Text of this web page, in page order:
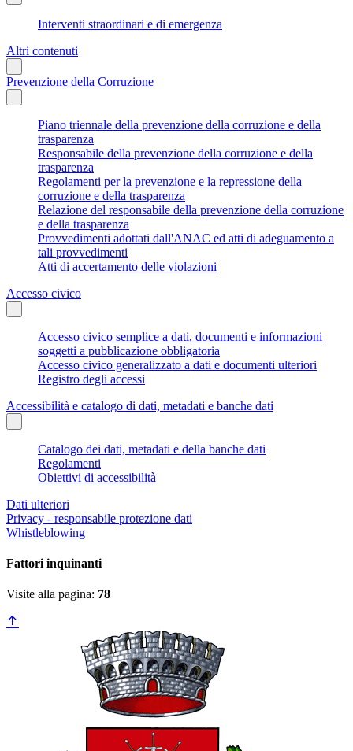
Interventi straordinari e di emergenza
Altri contenuti
Prevenzione della Corruzione
Piano triennale della prevenzione della corruzione e della
trasparenza
Responsabile della prevenzione della corruzione e della
trasparenza
Regolamenti per la prevenzione e la repressione della
corruzione e della trasparenza
Relazione del responsabile della prevenzione della corruzione
e della trasparenza
Provvedimenti adottati dall'ANAC ed atti di adeguamento a
tali provvedimenti
Atti di accertamento delle violazioni
Accesso civico
Accesso civico semplice a dati, documenti e informazioni
soggetti a pubblicazione obbligatoria
Accesso civico generalizzato a dati e documenti ulteriori
Registro degli accessi
Accessibilità e catalogo di dati, metadati e banche dati
Catalogo dei dati, metadati e della banche dati
Regolamenti
Obiettivi di accessibilità
Dati ulteriori
Privacy - responsabile protezione dati
Whistleblowing
Fattori inquinanti
Visite alla pagina: 78